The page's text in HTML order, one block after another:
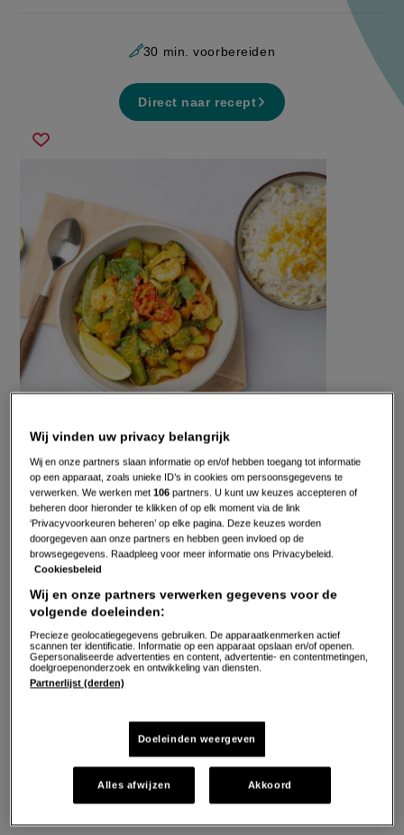
30 min. voorbereiden
Direct naar recept
Sla
rode
garnalen
Bewerkt op: 13-04-2026
Wij vinden uw privacy belangrijk
Wij en onze partners slaan informatie op en/of hebben toegang tot informatie
op een apparaat, zoals unieke ID’s in cookies om persoonsgegevens te
verwerken. We werken met106 partners. U kunt uw keuzes accepteren of
beheren door hieronder te klikken of op elk moment via de link
‘Privacyvoorkeuren beheren’ op elke pagina. Deze keuzes worden
doorgegeven aan onze partners en hebben geen invloed op de
browsegegevens. Raadpleeg voor meer informatie ons Privacybeleid.
Cookiesbeleid
Wij en onze partners verwerken gegevens voor de
volgende doeleinden:
Precieze geolocatiegegevens gebruiken. De apparaatkenmerken actief
scannen ter identificatie. Informatie op een apparaat opslaan en/of openen.
Gepersonaliseerde advertenties en content, advertentie- en contentmetingen,
doelgroepenonderzoek en ontwikkeling van diensten.
Partnerlijst (derden)
Doeleinden weergeven
Alles afwijzen Akkoord